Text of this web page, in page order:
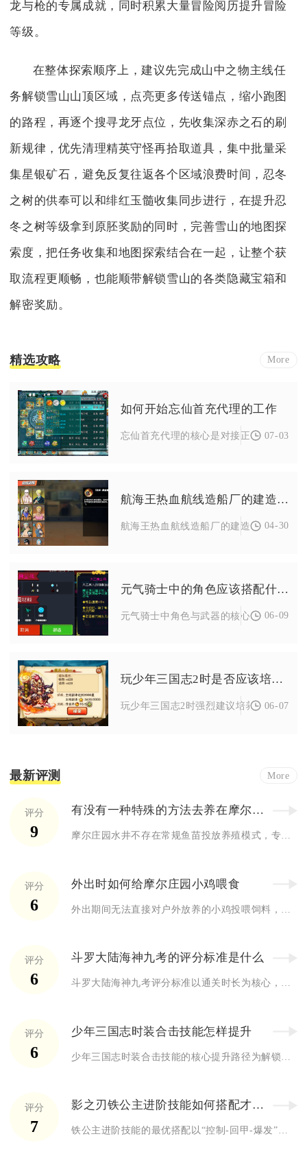
龙与枪的专属成就，同时积累大量冒险阅历提升冒险
等级。
在整体探索顺序上，建议先完成山中之物主线任
务解锁雪山山顶区域，点亮更多传送锚点，缩小跑图
的路程，再逐个搜寻龙牙点位，先收集深赤之石的刷
新规律，优先清理精英守怪再拾取道具，集中批量采
集星银矿石，避免反复往返各个区域浪费时间，忍冬
之树的供奉可以和绯红玉髓收集同步进行，在提升忍
冬之树等级拿到原胚奖励的同时，完善雪山的地图探
索度，把任务收集和地图探索结合在一起，让整个获
取流程更顺畅，也能顺带解锁雪山的各类隐藏宝箱和
解密奖励。
精选攻略 More
如何开始忘仙首充代理的工作
忘仙首充代理的核心是对接正规联运平台
07-03
航海王热血航线造船厂的建造地点在哪里
航海王热血航线造船厂的建造地点位于七
04-30
元气骑士中的角色应该搭配什么武器
元气骑士中角色与武器的核心搭配逻辑是
06-09
玩少年三国志2时是否应该培养关羽
玩少年三国志2时强烈建议培养关羽，他
06-07
最新评测 More
评分
9
有没有一种特殊的方法去养在摩尔庄园的井里
摩尔庄园水井不存在常规鱼苗投放养殖模式，专属特殊培育方式依靠...
评分
6
外出时如何给摩尔庄园小鸡喂食
评分
6
斗罗大陆海神九考的评分标准是什么
斗罗大陆海神九考评分标准以通关时长为核心，分为S、A、B、C...
评分
6
少年三国志时装合击技能怎样提升
评分
7
影之刃铁公主进阶技能如何搭配才更有效果
铁公主进阶技能的最优搭配以“控制-回甲-爆发”闭环为核心，采...